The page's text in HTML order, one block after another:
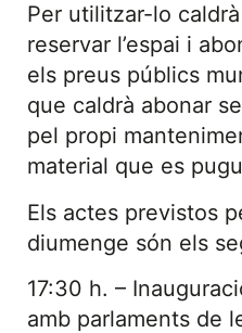
Per utilitzar-lo caldrà
reservar l’espai i
els preus públics
que caldrà abonar
pel propi
material que es
Els actes previstos
diumenge són els
17:30 h. –
amb parlaments de